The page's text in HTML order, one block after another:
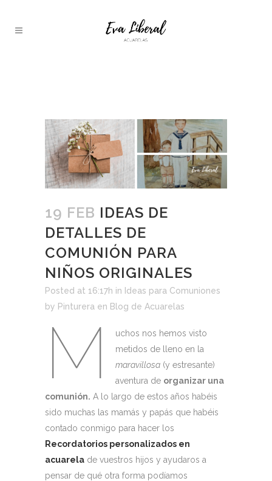
19 FEB IDEAS DE
DETALLES DE
COMUNIÓN PARA
NIÑOS ORIGINALES
Posted at 16:17h in Ideas para Comuniones
by Pinturera en Blog de Acuarelas
M
uchos nos hemos visto
metidos de lleno en la
maravillosa(y estresante)
aventura de organizar una
comunión. A lo largo de estos años habéis
sido muchas las mamás y papás que habéis
contado conmigo para hacer los
Recordatorios personalizados en
acuarela de vuestros hijos y ayudaros a
pensar de qué otra forma podíamos